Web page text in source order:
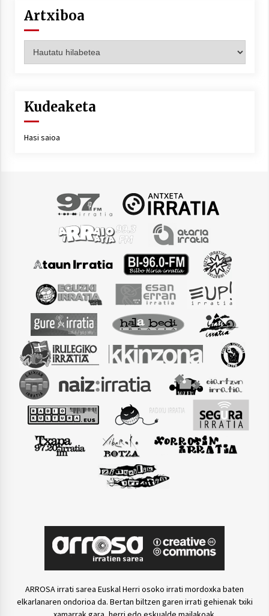
Artxiboa
Kudeaketa
Hasi saioa
ARROSA irrati sarea Euskal Herri osoko irrati mordoxka baten
elkarlanaren ondorioa da. Bertan biltzen garen irrati gehienak txiki